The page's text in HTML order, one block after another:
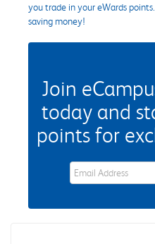
you trade in your eWards
saving money!
Join
today and
points for
eWards Sign Up